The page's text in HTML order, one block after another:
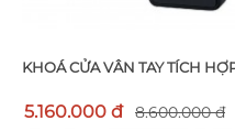
KHOÁ CỬA VÂN TAY TÍCH
5.160.000 đ 8.600.000 đ